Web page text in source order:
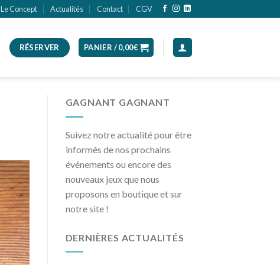
Le Concept Actualités Contact CGV
RÉSERVER PANIER /0,00€
GAGNANT GAGNANT
Suivez notre actualité pour être
informés de nos prochains
événements ou encore des
nouveaux jeux que nous
proposons en boutique et sur
notre site !
DERNIÈRES ACTUALITÉS